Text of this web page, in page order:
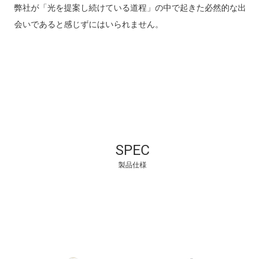
弊社が「光を提案し続けている道程」の中で起きた必然的な出
会いであると感じずにはいられません。
SPEC
製品仕様